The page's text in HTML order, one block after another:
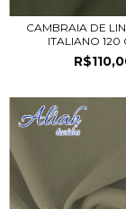
CAMBRAIA DE
ITALIANO 120